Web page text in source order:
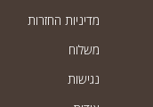
מדיניות החזרות
משלוח
נגישות